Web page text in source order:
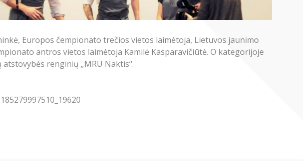
Europos čempionato trečios vietos laimėtoja, Lietuvos jaunimo
antros vietos laimėtoja Kamilė Kasparavičiūtė. O kategorijoje
renginių „MRU Naktis“.